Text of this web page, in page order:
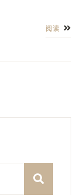
阅读